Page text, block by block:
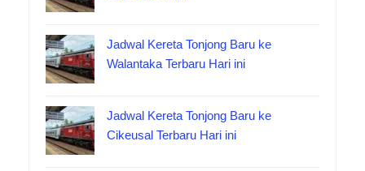
Jadwal Kereta Tonjong Baru ke
Walantaka Terbaru Hari ini
Jadwal Kereta Tonjong Baru ke
Cikeusal Terbaru Hari ini